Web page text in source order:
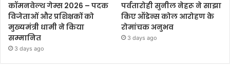
कॉमनवेल्थ गेम्स 2026 – पदक
विजेताओं और प्रशिक्षकों को
मुख्यमंत्री धामी ने किया
सम्मानित
3 days ago
पर्वतारोही सुनील नेहरू ने साझा
किए ऑडेन्स कोल आरोहण के
रोमांचक अनुभव
3 days ago